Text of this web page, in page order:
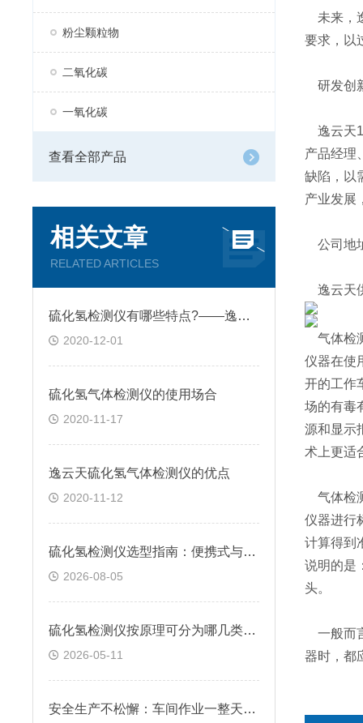
粉尘颗粒物
二氧化碳
一氧化碳
查看全部产品
相关文章
RELATED ARTICLES
硫化氢检测仪有哪些特点?——逸云天分享
2020-12-01
硫化氢气体检测仪的使用场合
2020-11-17
逸云天硫化氢气体检测仪的优点
2020-11-12
硫化氢检测仪选型指南：便携式与固定式怎么选？逸云天自研方案给出答案
2026-08-05
硫化氢检测仪按原理可分为哪几类？快来看看
2026-05-11
安全生产不松懈：车间作业一整天，硫化氢检测仪续航跟得上吗？
未来，
要求，以
研发创
逸云天
产品经理
缺陷，以
产业发展
公司地
逸云天
气体检
仪器在使
开的工作
场的有毒
源和显示
术上更适
气体检
仪器进行
计算得到
说明的是
头。
一般而
器时，都